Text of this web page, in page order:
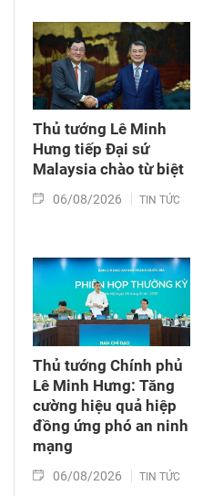
Thủ tướng Lê Minh
Hưng tiếp Đại sứ
Malaysia chào từ biệt
06/08/2026 TIN TỨC
Thủ tướng Chính phủ
Lê Minh Hưng: Tăng
cường hiệu quả hiệp
đồng ứng phó an ninh
mạng
06/08/2026 TIN TỨC